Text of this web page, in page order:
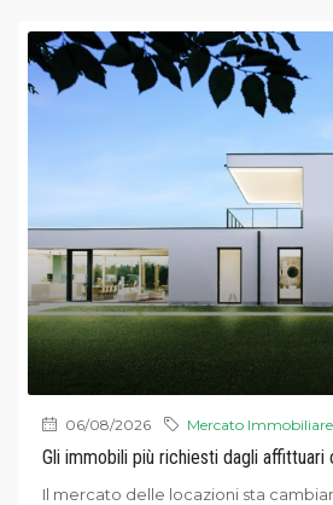
06/08/2026 Mercato Immobiliare
Gli immobili più richiesti dagli affittuari
Il mercato delle locazioni sta